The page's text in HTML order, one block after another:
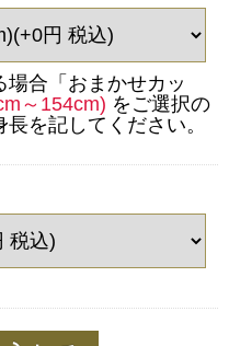
場合「おまかせカッ
～154cm) をご選択の
を記してください。